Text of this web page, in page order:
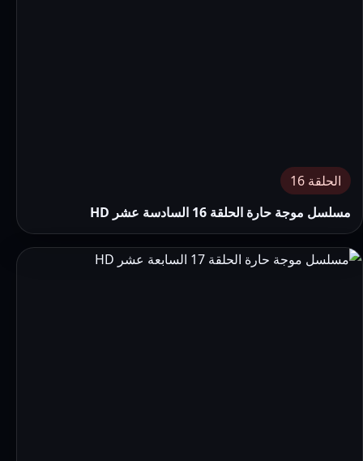
الحلقة 16
مسلسل موجة حارة الحلقة 16 السادسة عشر HD